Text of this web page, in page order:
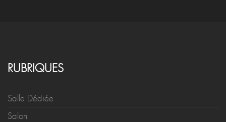
RUBRIQUES
Salle Dédiée
Salon